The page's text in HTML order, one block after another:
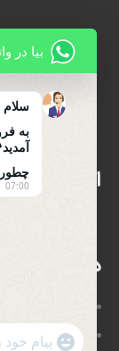
اینماد
دسترسی
فروشگاه
بیا در
سلام
به
07:00